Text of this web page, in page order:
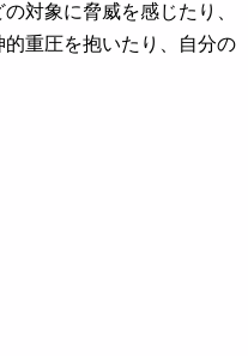
対象に脅威を感じたり、
重圧を抱いたり、自分の